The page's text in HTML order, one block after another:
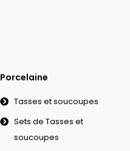
Porcelaine
Tasses et soucoupes
Sets de Tasses et
soucoupes